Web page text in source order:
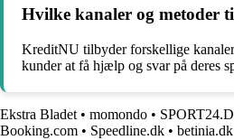
Hvilke kanaler og metoder
KreditNU tilbyder forskellige
kunder at få hjælp og svar på deres
Ekstra Bladet • momondo •
Booking.com • Speedline.dk • betinia.dk